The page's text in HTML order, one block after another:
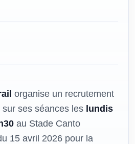
organise un recrutement
sur ses séances les lundis
au Stade Canto
15 avril 2026 pour la